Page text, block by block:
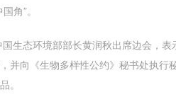
角”。
态环境部部长黄润秋出席边会，表
并向《生物多样性公约》秘书处执行
。